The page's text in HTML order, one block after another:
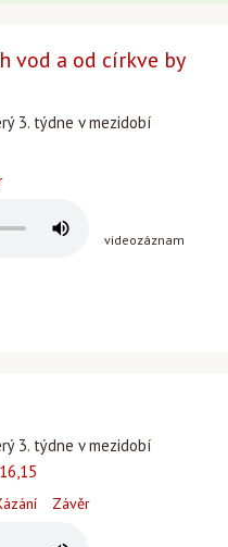
vod a od církve by
3. týdne v mezidobí
videozáznam
3. týdne v mezidobí
Závěr